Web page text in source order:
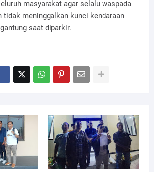
masyarakat agar selalu waspada
tidak meninggalkan kunci kendaraan
saat diparkir.